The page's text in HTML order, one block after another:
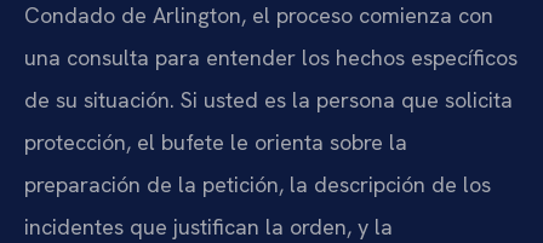
Condado de Arlington, el proceso comienza con
una consulta para entender los hechos específicos
de su situación. Si usted es la persona que solicita
protección, el bufete le orienta sobre la
preparación de la petición, la descripción de los
incidentes que justifican la orden, y la